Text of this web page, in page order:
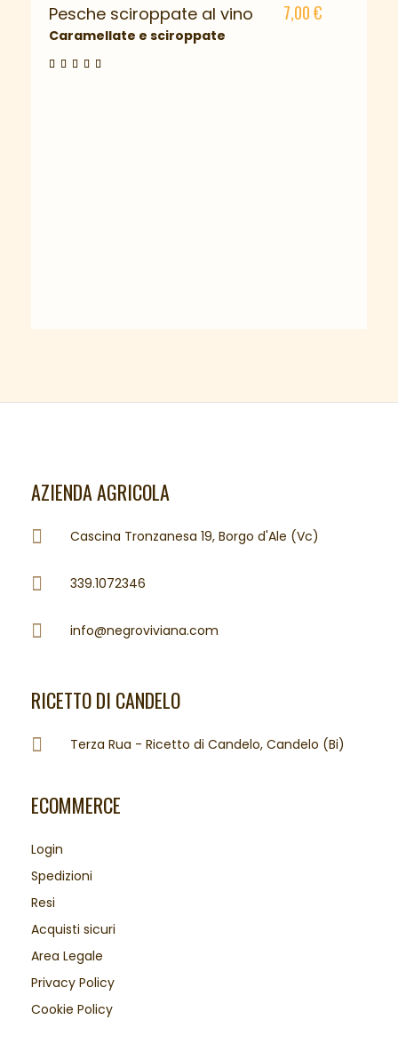
Pesche sciroppate al vino
Caramellate e sciroppate
7,00€
AZIENDA AGRICOLA
Cascina Tronzanesa 19, Borgo d'Ale (Vc)
339.1072346
info@negroviviana.com
RICETTO DI CANDELO
Terza Rua - Ricetto di Candelo, Candelo (Bi)
ECOMMERCE
Login
Spedizioni
Resi
Acquisti sicuri
Area Legale
Privacy Policy
Cookie Policy